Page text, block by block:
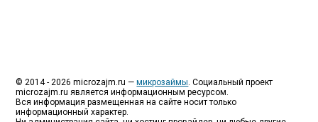
© 2014 - 2026 microzajm.ru —микрозаймы. Социальный проект
microzajm.ru является информационным ресурсом.
Вся информация размещенная на сайте носит только
информационный характер.